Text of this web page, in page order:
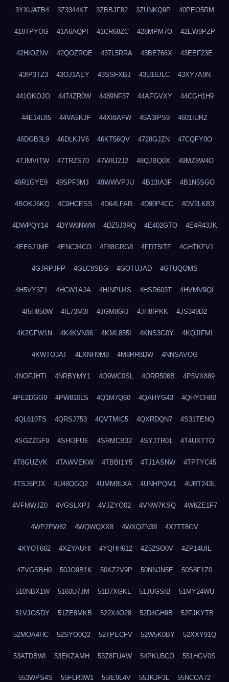
3YXUATB4 3Z3344KT 3ZBBJF82 3ZUNKQ9P 40PEO5RM
418TPYOG 41A6AQPI 41CR68ZC 428MPM7O 42EW9PZP
42HIOZNV 42QOZROE 437L5RRA 43BE766X 43EEF23E
43IP3TZ3 43OJ1AEY 43SSFXBJ 43U16JLC 43XY7A9N
441OKOJO 4474ZR0W 4489NF37 44AFGVXY 44CGH1H9
44E14L85 44VA5KJF 44XI8AFW 45A3IPS9 4601IURZ
46DGB3L9 46DLKJV6 46KT56QV 4728GJZN 47CQFY0O
47JMVITW 47TRZS70 47W8J2J2 48QJBQ0X 49MZ8W4O
49R1GYE9 49SPF3MJ 49WWVPJU 4B13IA3F 4B1N5SGO
4BOKJ6KQ 4C9HCESS 4D64LFAR 4D90P4CC 4DV2LKB3
4DWPQY14 4DYW6NWM 4DZ5J3RQ 4E402GTO 4E4R43JK
4EE6J1ME 4ENC34CO 4F88GRG8 4FDT5ITF 4GHTKFV1
4GJRPJFP 4GLC8SBG 4GOTUJAD 4GTUQOMS
4H5VY3Z1 4HCW1AJA 4HINPU4S 4HSR603T 4HVMV9QI
4I5H850W 4IL73M3I 4JGM8GIJ 4JH8IPKK 4JS349D2
4K2GFW1N 4K4KVN36 4KML855I 4KNS3G0Y 4KQJIFMI
4KWTO3AT 4LXNH9M8 4M8RR8DW 4NNSAVOG
4NOFJHTI 4NRBYMY1 4O9WC0SL 4ORR508B 4P5VX889
4PE2DGG9 4PW810LS 4Q1M7Q60 4QAHYG43 4QHYCH8B
4QL610TS 4QRSJ753 4QVTMIC5 4QXRDQN7 4S31TENQ
4SGZZGF9 4SHI3FUE 4SRMCB32 4SYJTR01 4T4UXTTO
4T8GUZVK 4TAWVEKW 4TBBI1Y5 4TJ1ASNW 4TPTYC45
4TSJ6PJX 4U48QGQ2 4UMM8LXA 4UNHPQM1 4URT243L
4VFMWJZ0 4VGSLXPJ 4VJZYO02 4VNW7KSQ 4W6ZE1F7
4WP2PW82 4WQWQXX8 4WXQZN38 4X7TT8GV
4XYOT662 4XZYAUHI 4YQHH612 4Z52SO0V 4ZP14UIL
4ZVGSBH0 50JO9B1K 50KZ2V9P 50NNJN5E 50S8F1Z0
510NBX1W 5160U7JM 51D7XGKL 51JUGSIB 51MY24WU
51VJOSDY 51ZE8MKB 522X4O28 52D4GH9B 52FJKYTB
52MOA4HC 52SYO0Q2 52TPECFV 52W5K0BY 52XXY91Q
53ATDBWI 53EKZAMH 53Z8FUAW 54PKU5CO 551HGV0S
553WPS4S 55FLR3W1 55IE9L4V 55JKJF3L 55NCOA72